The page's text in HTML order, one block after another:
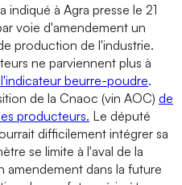
indiqué à Agra presse le 21
voie d'amendement un
production de l'industrie.
ne parviennent plus à
beurre-poudre.
de la Cnaoc (vin AOC) de
producteurs. Le député
difficilement intégrer sa
se limite à l'aval de la
amendement dans la future